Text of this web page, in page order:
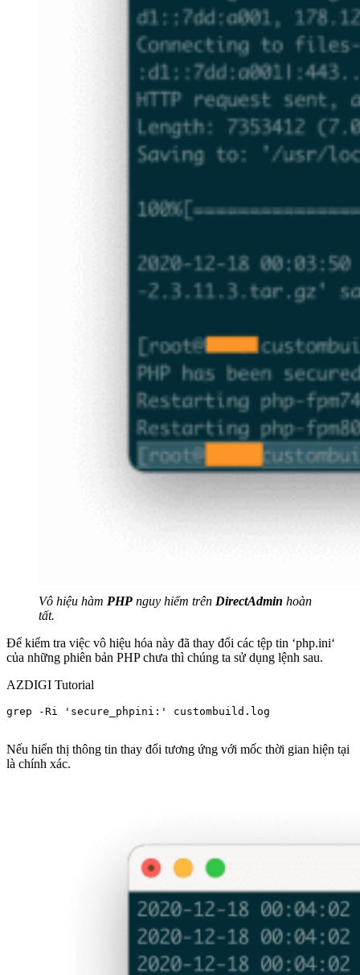
Vô hiệu hàm PHP nguy hiểm trên DirectAdmin hoàn
tất.
Để kiểm tra việc vô hiệu hóa này đã thay đổi các tệp tin ‘php.ini‘
của những phiên bản PHP chưa thì chúng ta sử dụng lệnh sau.
AZDIGI Tutorial
grep -Ri 'secure_phpini:' custombuild.log
Nếu hiển thị thông tin thay đổi tương ứng với mốc thời gian hiện tại
là chính xác.